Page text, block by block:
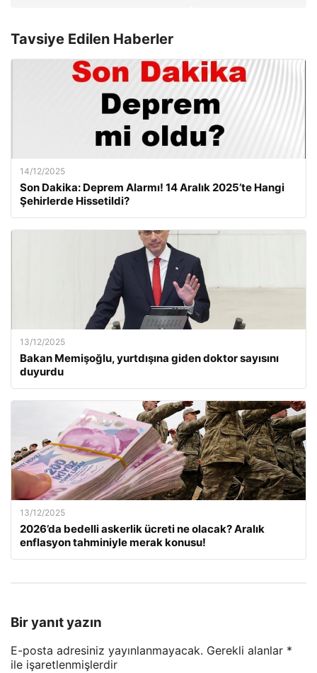
Tavsiye Edilen Haberler
14/12/2025
Son Dakika: Deprem Alarmı! 14 Aralık 2025’te Hangi
Şehirlerde Hissetildi?
13/12/2025
Bakan Memişoğlu, yurtdışına giden doktor sayısını
duyurdu
13/12/2025
2026’da bedelli askerlik ücreti ne olacak? Aralık
enflasyon tahminiyle merak konusu!
Bir yanıt yazın
E-posta adresiniz yayınlanmayacak. Gerekli alanlar *
ile işaretlenmişlerdir